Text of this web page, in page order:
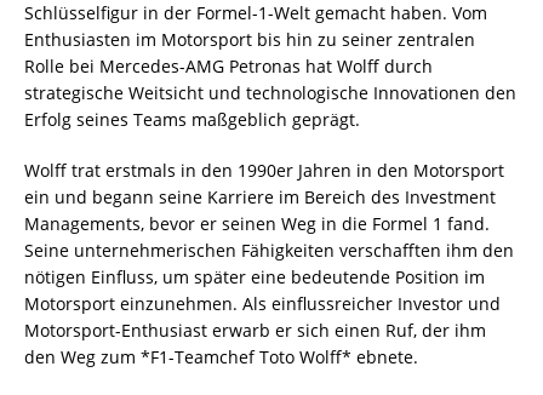
Schlüsselfigur in der Formel-1-Welt gemacht haben. Vom
Enthusiasten im Motorsport bis hin zu seiner zentralen
Rolle bei Mercedes-AMG Petronas hat Wolff durch
strategische Weitsicht und technologische Innovationen den
Erfolg seines Teams maßgeblich geprägt.
Wolff trat erstmals in den 1990er Jahren in den Motorsport
ein und begann seine Karriere im Bereich des Investment
Managements, bevor er seinen Weg in die Formel 1 fand.
Seine unternehmerischen Fähigkeiten verschafften ihm den
nötigen Einfluss, um später eine bedeutende Position im
Motorsport einzunehmen. Als einflussreicher Investor und
Motorsport-Enthusiast erwarb er sich einen Ruf, der ihm
den Weg zum *F1-Teamchef Toto Wolff* ebnete.